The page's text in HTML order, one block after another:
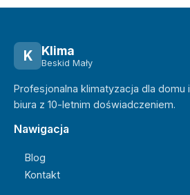
K Klima
Beskid Mały
Profesjonalna klimatyzacja dla domu i
biura z 10-letnim doświadczeniem.
Nawigacja
Blog
Kontakt